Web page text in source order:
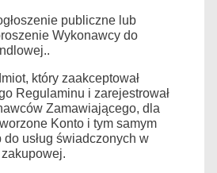
publiczne lub
Wykonawcy do
który zaakceptował
Regulaminu i zarejestrował
Zamawiającego, dla
Konto i tym samym
do usług świadczonych w